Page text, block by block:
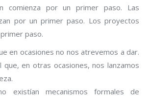
comienza por un primer paso. Las
por un primer paso. Los proyectos
paso.
en ocasiones no nos atrevemos a dar.
que, en otras ocasiones, nos lanzamos
existían mecanismos formales de